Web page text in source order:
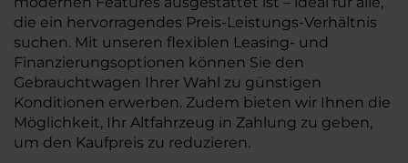
die ein hervorragendes Preis-Leistungs-Verhältnis
suchen. Mit unseren flexiblen Leasing- und
Finanzierungsoptionen können Sie den
Gebrauchtwagen Ihrer Wahl zu günstigen
Konditionen erwerben. Zudem bieten wir Ihnen die
Möglichkeit, Ihr Altfahrzeug in Zahlung zu geben,
um den Kaufpreis zu reduzieren.